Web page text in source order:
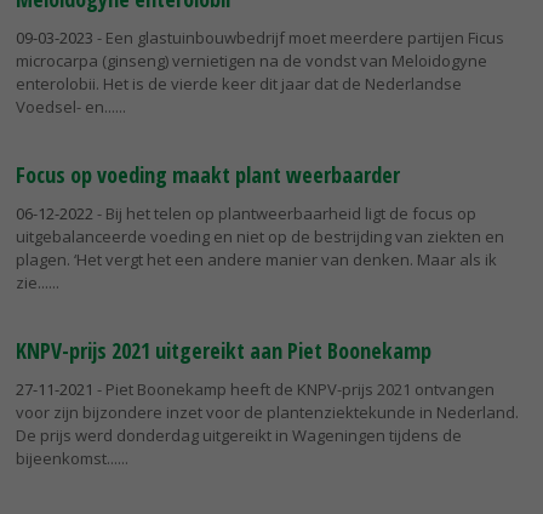
09-03-2023 - Een glastuinbouwbedrijf moet meerdere partijen Ficus
microcarpa (ginseng) vernietigen na de vondst van Meloidogyne
enterolobii. Het is de vierde keer dit jaar dat de Nederlandse
Voedsel- en...
Focus op voeding maakt plant weerbaarder
06-12-2022 - Bij het telen op plantweerbaarheid ligt de focus op
uitgebalanceerde voeding en niet op de bestrijding van ziekten en
plagen. ‘Het vergt het een andere manier van denken. Maar als ik
zie...
KNPV-prijs 2021 uitgereikt aan Piet Boonekamp
27-11-2021 - Piet Boonekamp heeft de KNPV-prijs 2021 ontvangen
voor zijn bijzondere inzet voor de plantenziektekunde in Nederland.
De prijs werd donderdag uitgereikt in Wageningen tijdens de
bijeenkomst...